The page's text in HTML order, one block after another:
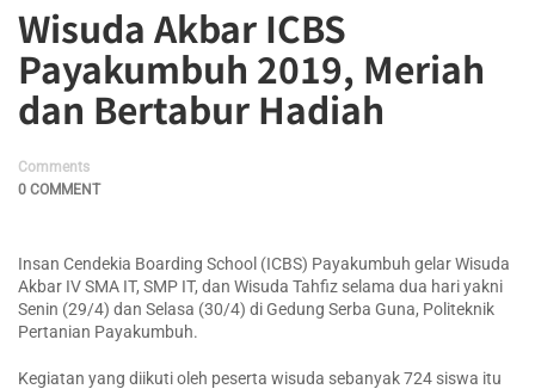
Wisuda Akbar ICBS
Payakumbuh 2019, Meriah
dan Bertabur Hadiah
Comments
0 COMMENT
Insan Cendekia Boarding School (ICBS) Payakumbuh gelar Wisuda
Akbar IV SMA IT, SMP IT, dan Wisuda Tahfiz selama dua hari yakni
Senin (29/4) dan Selasa (30/4) di Gedung Serba Guna, Politeknik
Pertanian Payakumbuh.
Kegiatan yang diikuti oleh peserta wisuda sebanyak 724 siswa itu